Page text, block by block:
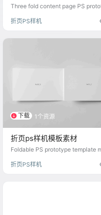
Three fold content page PS
折页PS样机
下载 1个资源
折页ps样机模板素材
Foldable PS prototype template
折页PS样机